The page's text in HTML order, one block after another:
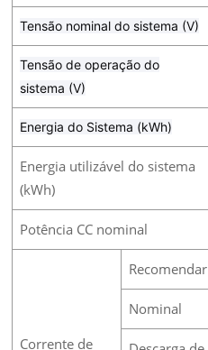
Tensão nominal do sistema (V)
Tensão de operação do
sistema (V)
Energia do Sistema (kWh)
Energia utilizável do sistema
(kWh)
Potência CC nominal
Corrente de
Recomendar
Nominal